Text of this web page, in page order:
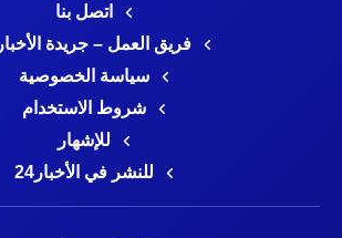
اتصل بنا
فريق العمل – جريدة الأخبار24
سياسة الخصوصية
شروط الاستخدام
للإشهار
للنشر في الأخبار24